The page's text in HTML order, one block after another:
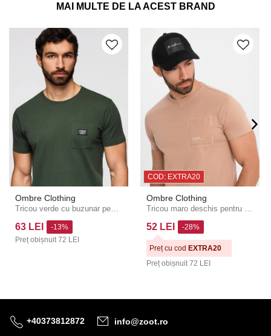
MAI MULTE DE LA ACEST BRAND
Ombre Clothing
Tricou verde cu buzunar pentru bărbați Ombre Clothing
63 LEI
Preț obișnuit 72 LEI
-13%
COD: EXTRA20
Ombre Clothing
Tricou maro deschis pentru bărbați, îmbrăcăminte Ombre
52 LEI
Preț obișnuit 72 LEI
-28%
Preț cu cod EXTRA20
+40373812872 info@zoot.ro